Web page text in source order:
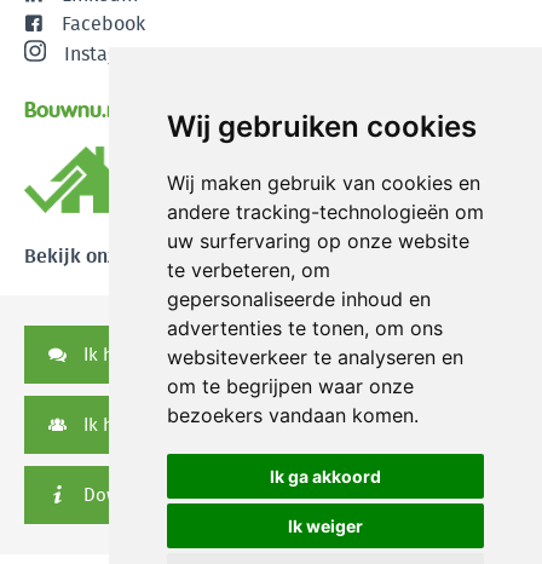
Wij gebruiken cookies
Wij maken gebruik van cookies en
andere tracking-technologieën om
uw surfervaring op onze website
te verbeteren, om
gepersonaliseerde inhoud en
advertenties te tonen, om ons
websiteverkeer te analyseren en
om te begrijpen waar onze
bezoekers vandaan komen.
Ik ga akkoord
Ik weiger
Facebook
Instagram
Bouwnu.nl
Bekijk onze reviews
Ik heb een vraag
Ik heb een serviceverzoek
Downloads